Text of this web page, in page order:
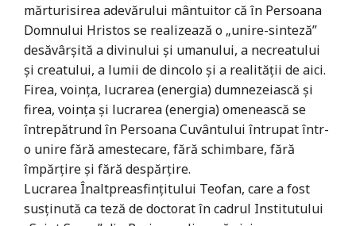
mărturisirea adevărului mântuitor că în Persoana
Domnului Hristos se realizează o „unire-sinteză”
desăvârșită a divinului şi umanului, a necreatului
şi creatului, a lumii de dincolo şi a realităţii de aici.
Firea, voinţa, lucrarea (energia) dumnezeiască şi
firea, voinţa şi lucrarea (energia) omenească se
întrepătrund în Persoana Cuvântului întrupat într-
o unire fără amestecare, fără schimbare, fără
împărţire şi fără despărţire.
Lucrarea Înaltpreasfințitului Teofan, care a fost
susținută ca teză de doctorat în cadrul Institutului